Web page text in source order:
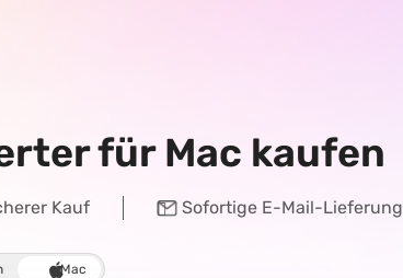
für Mac kaufen
Kauf Sofortige E-Mail-Lieferung
Mac